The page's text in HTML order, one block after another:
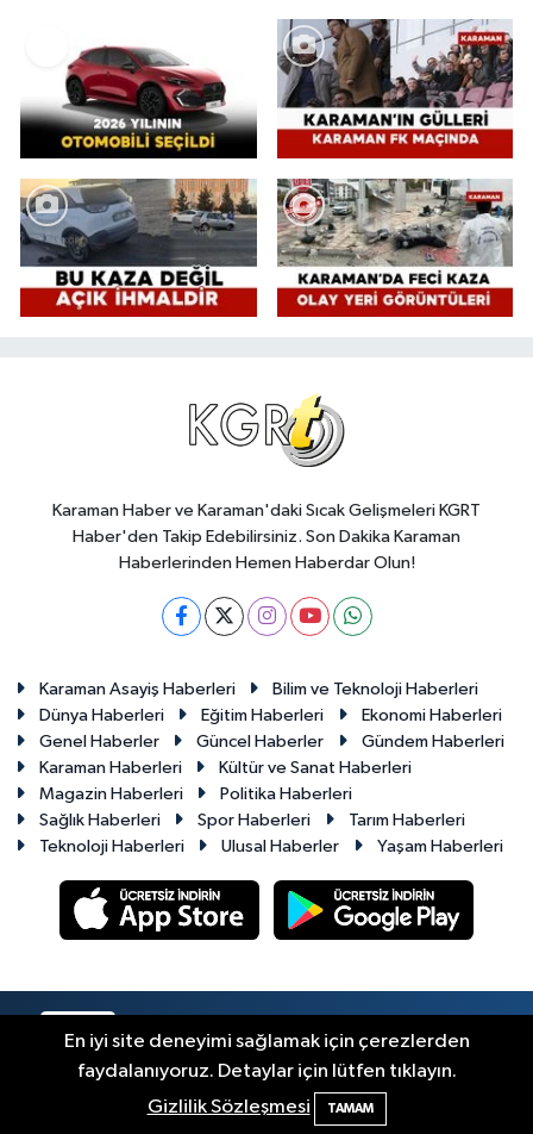
Karaman Haber ve Karaman'daki Sıcak Gelişmeleri KGRT
Haber'den Takip Edebilirsiniz. Son Dakika Karaman
Haberlerinden Hemen Haberdar Olun!
Karaman Asayiş Haberleri
Bilim ve Teknoloji Haberleri
Dünya Haberleri
Eğitim Haberleri
Ekonomi Haberleri
Genel Haberler
Güncel Haberler
Gündem Haberleri
Karaman Haberleri
Kültür ve Sanat Haberleri
Magazin Haberleri
Politika Haberleri
Sağlık Haberleri
Spor Haberleri
Tarım Haberleri
Teknoloji Haberleri
Ulusal Haberler Yaşam Haberleri
Haber Yazılımı:TE Bilişim
En iyi site deneyimi sağlamak için çerezlerden
faydalanıyoruz. Detaylar için lütfen tıklayın.
Gizlilik Sözleşmesi
TAMAM